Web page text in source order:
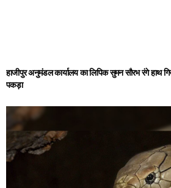
हाजीपुर अनुमंडल कार्यालय का लिपिक सुमन सौरभ रंगे हाथ
पकड़ा